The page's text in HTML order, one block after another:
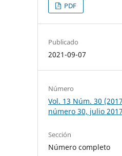
PDF
Publicado
2021-09-07
Número
Vol. 13 Núm. 30
número 30, julio 2017
Sección
Número completo